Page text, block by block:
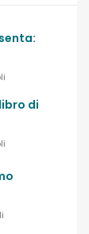
di